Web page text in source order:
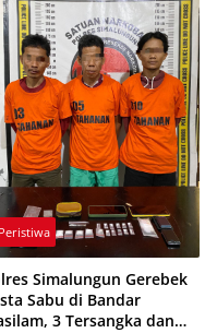
Peristiwa
Simalungun Gerebek
Sabu di Bandar
3 Tersangka dan